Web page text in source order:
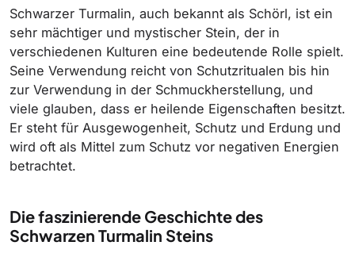
Schwarzer Turmalin, auch bekannt als Schörl, ist ein
sehr mächtiger und mystischer Stein, der in
verschiedenen Kulturen eine bedeutende Rolle spielt.
Seine Verwendung reicht von Schutzritualen bis hin
zur Verwendung in der Schmuckherstellung, und
viele glauben, dass er heilende Eigenschaften besitzt.
Er steht für Ausgewogenheit, Schutz und Erdung und
wird oft als Mittel zum Schutz vor negativen Energien
betrachtet.
Die faszinierende Geschichte des
Schwarzen Turmalin Steins